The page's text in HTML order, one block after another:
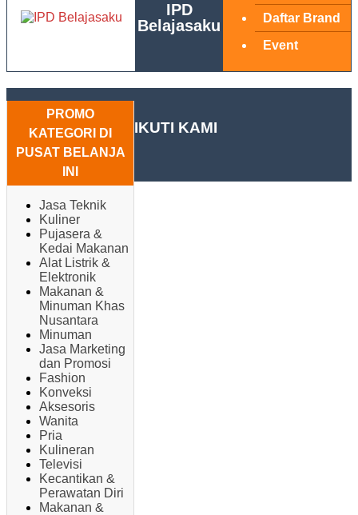
IPD
Belajasaku
Daftar Brand
Event
PROMO
KATEGORI DI
PUSAT BELANJA
INI
Jasa Teknik
Kuliner
Pujasera &
Kedai Makanan
Alat Listrik &
Elektronik
Makanan &
Minuman Khas
Nusantara
Minuman
Jasa Marketing
dan Promosi
Fashion
Konveksi
Aksesoris
Wanita
Pria
Kulineran
Televisi
Kecantikan &
Perawatan Diri
Makanan &
IKUTI KAMI